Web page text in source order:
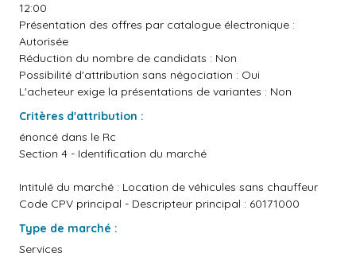
12:00
Présentation des offres par catalogue électronique :
Autorisée
Réduction du nombre de candidats : Non
Possibilité d'attribution sans négociation : Oui
L'acheteur exige la présentations de variantes : Non
Critères d'attribution :
énoncé dans le Rc
Section 4 - Identification du marché
Intitulé du marché : Location de véhicules sans chauffeur
Code CPV principal - Descripteur principal : 60171000
Type de marché :
Services